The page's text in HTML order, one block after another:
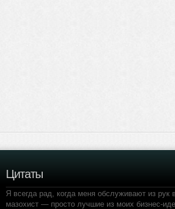
Цитаты
Я всегда рад, когда меня обслуживают из рук
мазохист — просто лучшие из моих бизнес-